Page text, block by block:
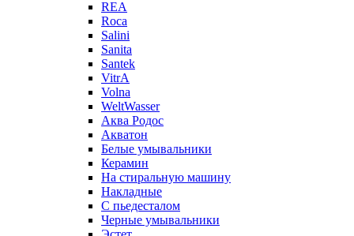
REA
Roca
Salini
Sanita
Santek
VitrA
Volna
WeltWasser
Аква Родос
Акватон
Белые умывальники
Керамин
На стиральную машину
Накладные
С пьедесталом
Черные умывальники